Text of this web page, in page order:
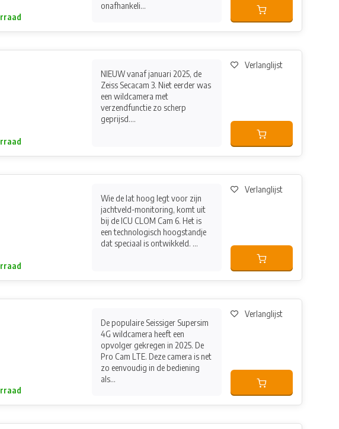
onafhankeli...
NIEUW vanaf januari 2025, de
Zeiss Secacam 3. Niet eerder was
een wildcamera met
verzendfunctie zo scherp
geprijsd....
Verlanglijst
Wie de lat hoog legt voor zijn
jachtveld-monitoring, komt uit
bij de ICU CLOM Cam 6. Het is
een technologisch hoogstandje
dat speciaal is ontwikkeld. ...
Verlanglijst
De populaire Seissiger Supersim
4G wildcamera heeft een
opvolger gekregen in 2025. De
Pro Cam LTE. Deze camera is net
zo eenvoudig in de bediening
als...
Verlanglijst